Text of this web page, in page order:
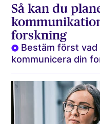
Så kan du
forskning
Bestäm först
kommunicera din